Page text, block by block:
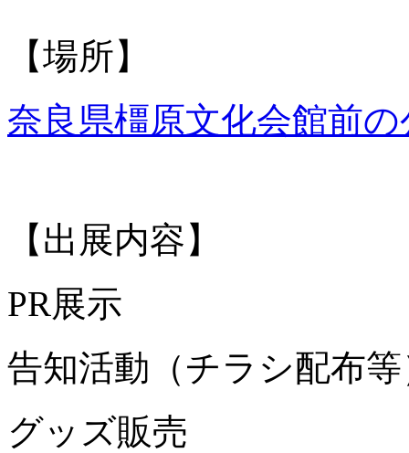
【場所】
奈良県橿原文化会館前
【出展内容】
PR展示
告知活動（チラシ配布
グッズ販売